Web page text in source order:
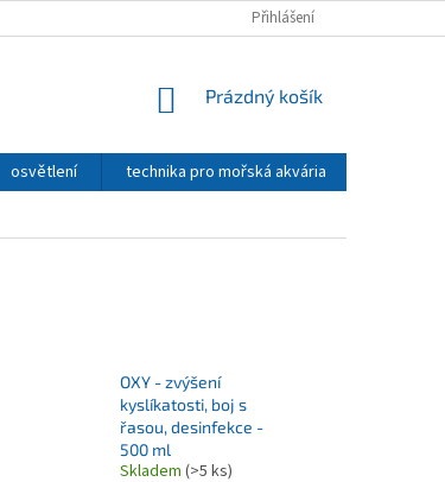
Přihlášení
NÁKUPNÍ
Prázdný košík
osvětlení technika pro mořská akvária
OXY - zvýšení
kyslíkatosti, boj s
řasou, desinfekce -
500 ml
Skladem (>5 ks)